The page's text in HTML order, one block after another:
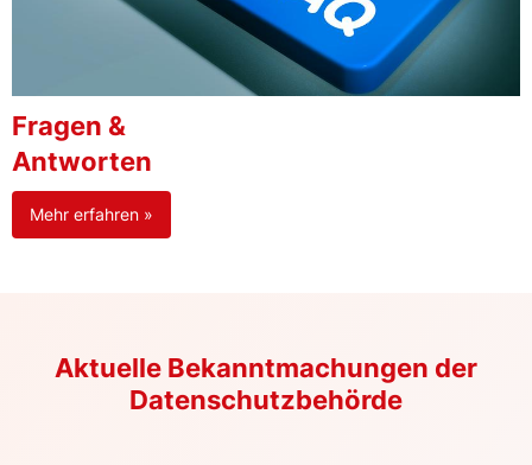
Fragen &
Antworten
Mehr erfahren »
Aktuelle Bekanntmachungen der
Datenschutzbehörde